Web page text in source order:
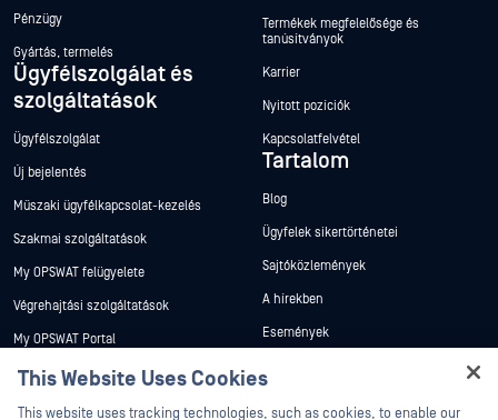
Pénzügy
Gyártás, termelés
Ügyfélszolgálat és
szolgáltatások
Ügyfélszolgálat
Új bejelentés
Műszaki ügyfélkapcsolat-kezelés
Szakmai szolgáltatások
My OPSWAT felügyelete
Végrehajtási szolgáltatások
My OPSWAT Portal
Műszaki dokumentáció
Képzések
Termékek megfelelősége és
tanúsítványok
Karrier
Nyitott pozíciók
Kapcsolatfelvétel
Tartalom
Blog
Ügyfelek sikertörténetei
Sajtóközlemények
A hírekben
Események
This Website Uses Cookies
This website uses tracking technologies, such as cookies, to enable our
Hey there!